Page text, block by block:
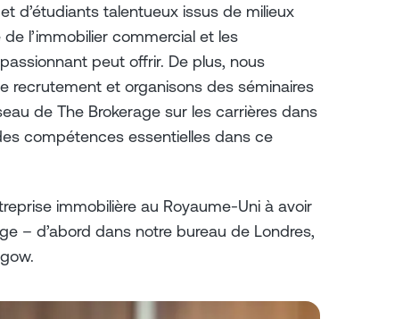
d’étudiants talentueux issus de milieux
l’immobilier commercial et les
peut offrir. De plus, nous
recrutement et organisons des séminaires
de The Brokerage sur les carrières dans
compétences essentielles dans ce
immobilière au Royaume-Uni à avoir
– d’abord dans notre bureau de Londres,